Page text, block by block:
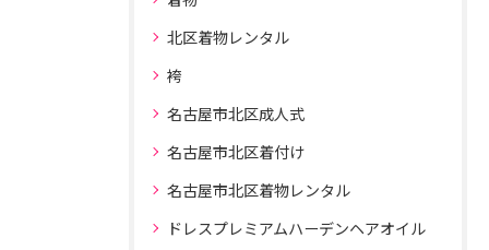
北区着物レンタル
袴
名古屋市北区成人式
名古屋市北区着付け
名古屋市北区着物レンタル
ドレスプレミアムハーデンヘアオイル